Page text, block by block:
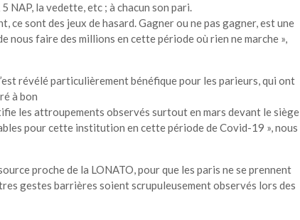
NAP, la vedette, etc ; à chacun son pari.
ce sont des jeux de hasard. Gagner ou ne pas gagner, est une
nous faire des millions en cette période où rien ne marche »,
révélé particulièrement bénéfique pour les parieurs, qui ont
à bon
les attroupements observés surtout en mars devant le siège
pour cette institution en cette période de Covid-19 », nous
proche de la LONATO, pour que les paris ne se prennent
gestes barrières soient scrupuleusement observés lors des